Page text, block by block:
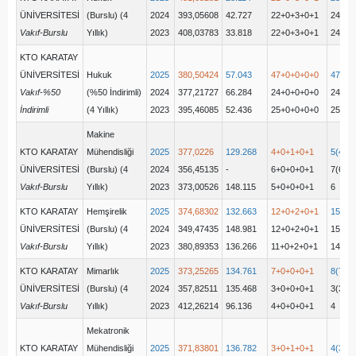
ÜNİVERSİTESİ
Vakıf-Burslu
(Burslu) (4
Yıllık)
2024
2023
393,05608
408,03783
42.727
33.818
22+0+3+0+1
22+0+3+0+1
24
KTO KARATAY
ÜNİVERSİTESİ
Vakıf-%50
İndirimli
Hukuk
(%50 İndirimli)
(4 Yıllık)
2025
2024
2023
380,50424
377,21727
395,46085
57.043
66.284
52.436
47+0+0+0+0
24+0+0+0+0
25+0+0+0+0
25
KTO KARATAY
ÜNİVERSİTESİ
Vakıf-Burslu
Makine
Mühendisliği
(Burslu) (4
Yıllık)
2025
2024
2023
377,0226
356,45135
373,00526
129.268
-
148.115
4+0+1+0+1
6+0+0+0+1
5+0+0+0+1
6
KTO KARATAY
ÜNİVERSİTESİ
Vakıf-Burslu
Hemşirelik
(Burslu) (4
Yıllık)
2025
2024
2023
374,68302
349,47435
380,89353
132.663
148.981
136.266
12+0+2+0+1
12+0+2+0+1
11+0+2+0+1
14
KTO KARATAY
ÜNİVERSİTESİ
Vakıf-Burslu
Mimarlık
(Burslu) (4
Yıllık)
2025
2024
2023
373,25265
357,82511
412,26214
134.761
135.468
96.136
7+0+0+0+1
3+0+0+0+1
4+0+0+0+1
4
KTO KARATAY
Mekatronik
Mühendisliği
2025
371,83801
136.782
3+0+1+0+1